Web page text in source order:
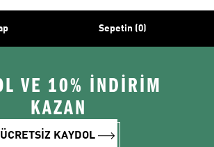
Sepetin (0)
VE 10% İNDİRİM
KAZAN
ÜCRETSİZ KAYDOL